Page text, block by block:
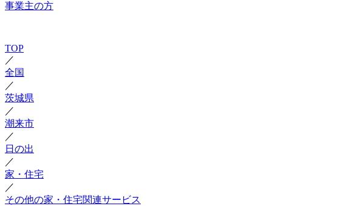
事業主の方
TOP
／
全国
／
茨城県
／
潮来市
／
日の出
／
家・住宅
／
その他の家・住宅関連サービス